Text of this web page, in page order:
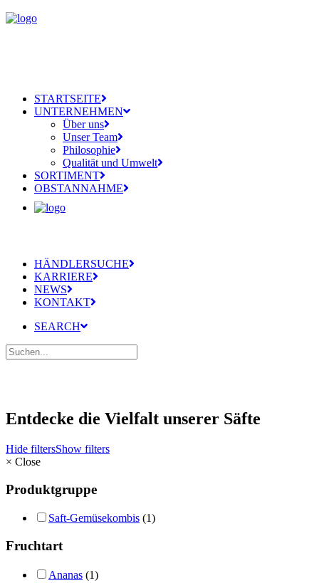
STARTSEITE
UNTERNEHMEN
Über uns
Unser Team
Philosophie
Qualität und Umwelt
SORTIMENT
OBSTANNAHME
HÄNDLERSUCHE
KARRIERE
NEWS
KONTAKT
SEARCH
Entdecke die Vielfalt unserer Säfte
Hide filtersShow filters
× Close
Produktgruppe
Saft-Gemüsekombis (1)
Fruchtart
Ananas (1)